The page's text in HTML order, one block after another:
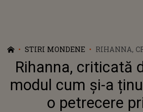
STIRI MONDENE
RIHANNA,
PENTRU
ȚINUT
PETRECERE
Rihanna, criticată
modul cum și-a
o petrecere